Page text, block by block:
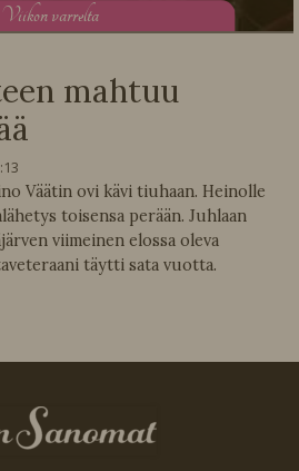
Viikon varrelta
mahtuu
Väätin ovi kävi tiuhaan. Heinolle
toisensa perään. Juhlaan
viimeinen elossa oleva
täytti sata vuotta.